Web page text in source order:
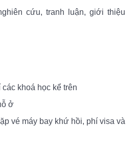
cứu, tranh luận, giới thiệu
khoá học kể trên
ở
vé máy bay khứ hồi, phí visa và